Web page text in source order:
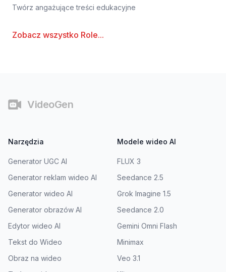
Twórz angażujące treści edukacyjne
Zobacz wszystko Role...
VideoGen
Narzędzia
Generator UGC AI
Generator reklam wideo AI
Generator wideo AI
Generator obrazów AI
Edytor wideo AI
Tekst do Wideo
Obraz na wideo
Modele wideo AI
FLUX 3
Seedance 2.5
Grok Imagine 1.5
Seedance 2.0
Gemini Omni Flash
Minimax
Veo 3.1